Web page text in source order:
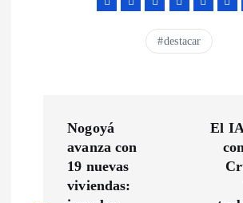
destacar
Nogoyá
avanza con
19 nuevas
viviendas:
El